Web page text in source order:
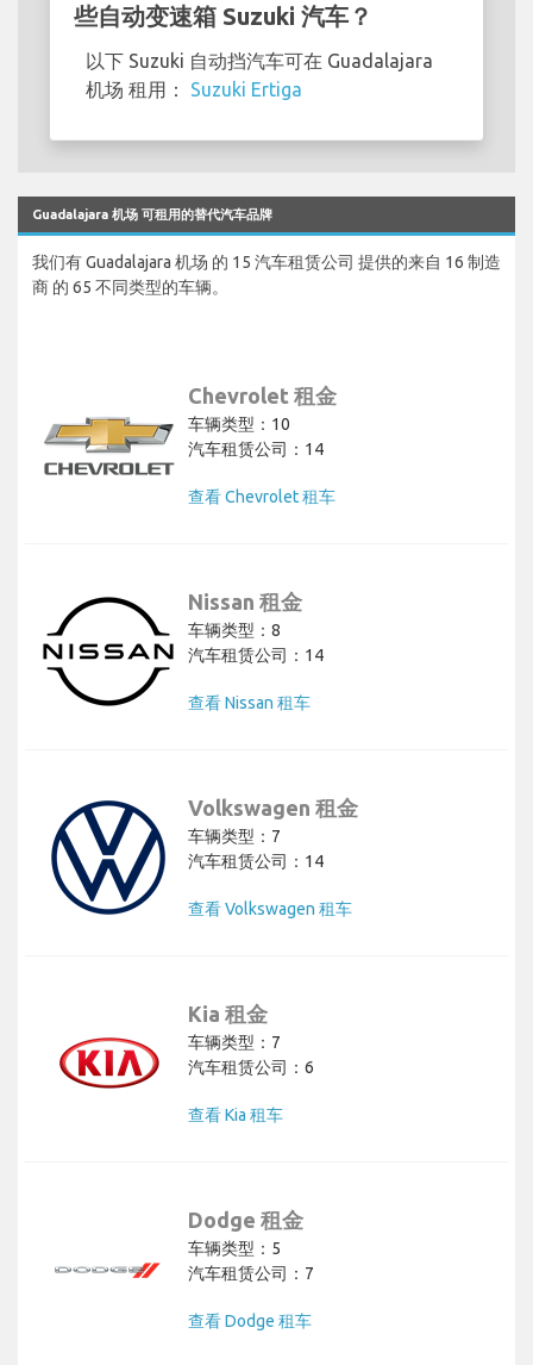
些自动变速箱 Suzuki 汽车？
以下 Suzuki 自动挡汽车可在 Guadalajara
机场 租用： Suzuki Ertiga
Guadalajara 机场 可租用的替代汽车品牌
我们有 Guadalajara 机场 的 15 汽车租赁公司 提供的来自 16 制造
商 的 65 不同类型的车辆。
Chevrolet 租金
车辆类型：10
汽车租赁公司：14
查看 Chevrolet 租车
Nissan 租金
车辆类型：8
汽车租赁公司：14
查看 Nissan 租车
Volkswagen 租金
车辆类型：7
汽车租赁公司：14
查看 Volkswagen 租车
Kia 租金
车辆类型：7
汽车租赁公司：6
查看 Kia 租车
Dodge 租金
车辆类型：5
汽车租赁公司：7
查看 Dodge 租车